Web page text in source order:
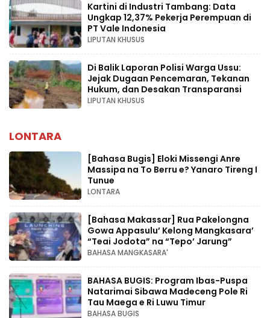
Kartini di Industri Tambang: Data
Ungkap 12,37% Pekerja Perempuan di
PT Vale Indonesia
LIPUTAN KHUSUS
Di Balik Laporan Polisi Warga Ussu:
Jejak Dugaan Pencemaran, Tekanan
Hukum, dan Desakan Transparansi
LIPUTAN KHUSUS
LONTARA
[Bahasa Bugis] ‎Eloki Missengi Anre
Massipa na To Berru e? Yanaro Tireng I
Tunue
LONTARA
[Bahasa Makassar] Rua Pakelongna
Gowa Appasulu’ Kelong Mangkasara’
“Teai Jodota” na “Tepo’ Jarung”
BAHASA MANGKASARA'
BAHASA BUGIS: Program Ibas-Puspa
Natarimai Sibawa Madeceng Pole Ri
Tau Maega e Ri Luwu Timur
BAHASA BUGIS